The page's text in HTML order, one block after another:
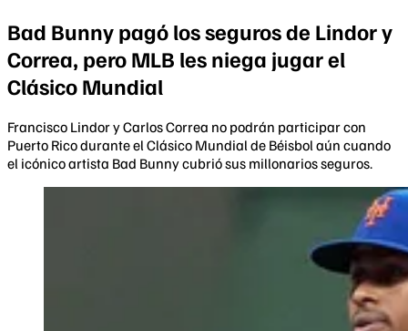
Bad Bunny pagó los seguros de Lindor y
Correa, pero MLB les niega jugar el
Clásico Mundial
Francisco Lindor y Carlos Correa no podrán participar con
Puerto Rico durante el Clásico Mundial de Béisbol aún cuando
el icónico artista Bad Bunny cubrió sus millonarios seguros.